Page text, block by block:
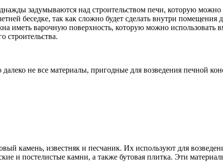
задумываются над строительством печи, которую
беседке, так как сложно будет сделать внутри
иметь варочную поверхность, которую можно использовать
строительства.
не все материалы, пригодные для возведения печной
камень, известняк и песчаник. Их используют для
и постелистые камни, а также бутовая плитка. Эти